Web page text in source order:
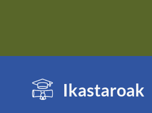
Ikastaroak